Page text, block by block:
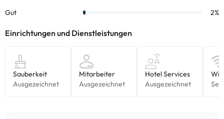
Einige der aufgeführten Leistungen können kostenpflichtig sein.
erfragen. Alle Informationen auf dieser Seite können von der